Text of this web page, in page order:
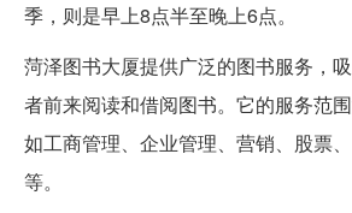
季，则是早上8点半至晚上6点。
菏泽图书大厦提供广泛的图书服务，
者前来阅读和借阅图书。它的服务范
如工商管理、企业管理、营销、股票
等。